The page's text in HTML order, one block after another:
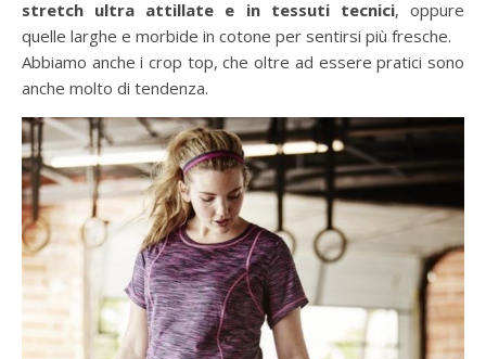
stretch ultra attillate e in tessuti tecnici, oppure
quelle larghe e morbide in cotone per sentirsi più fresche.
Abbiamo anche i crop top, che oltre ad essere pratici sono
anche molto di tendenza.